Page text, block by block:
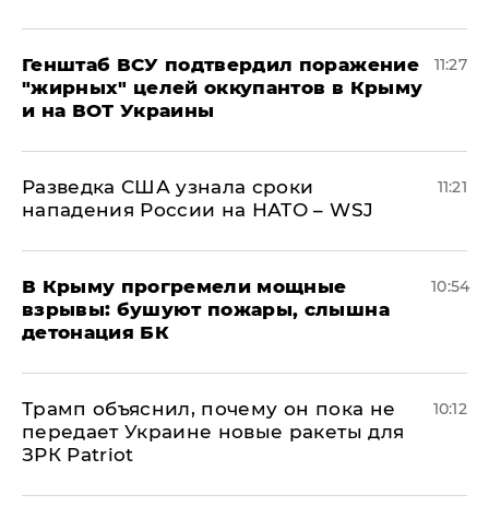
Генштаб ВСУ подтвердил поражение
"жирных" целей оккупантов в Крыму
и на ВОТ Украины
11:27
Разведка США узнала сроки
нападения России на НАТО – WSJ
11:21
В Крыму прогремели мощные
взрывы: бушуют пожары, слышна
детонация БК
10:54
Трамп объяснил, почему он пока не
передает Украине новые ракеты для
ЗРК Patriot
10:12